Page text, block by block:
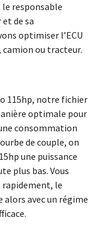
responsable
de sa
optimiser l’ECU
ou tracteur.
115hp, notre fichier
optimale pour
consommation
de couple, on
une puissance
plus bas. Vous
rapidement, le
avec un régime